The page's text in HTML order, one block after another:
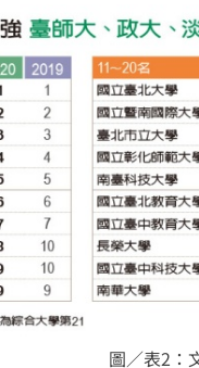
圖／表2：